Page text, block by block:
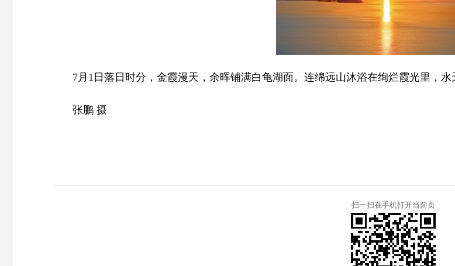
7月1日落日时分，金霞漫天，余晖铺满白龟湖面。连绵远山沐浴在绚烂霞光里，
张鹏 摄
扫一扫在手机打开当前页